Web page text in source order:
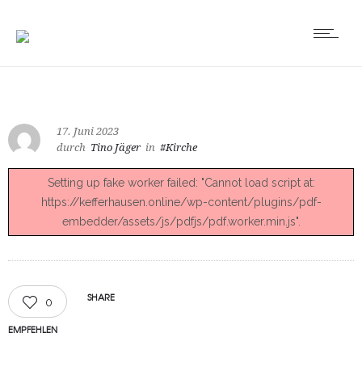
17. Juni 2023
durch Tino Jäger in #Kirche
Setting up fake worker failed: "Cannot load script at:
https://kefferhausen.online/wp-content/plugins/pdf-
embedder/assets/js/pdfjs/pdf.worker.min.js".
0
EMPFEHLEN
SHARE